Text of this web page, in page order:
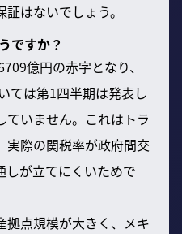
はないでしょう。
ですか？
億円の赤字となり、
ては第1四半期は発表し
ていません。これはトラ
実際の関税率が政府間交
しが立てにくいためで
拠点規模が大きく、メキ